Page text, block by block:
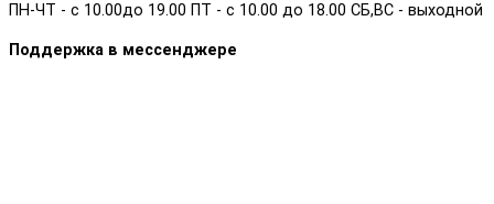
ПН-ЧТ - с 10.00до 19.00 ПТ - с 10.00 до 18.00 СБ,ВС - выходной
Поддержка в мессенджере